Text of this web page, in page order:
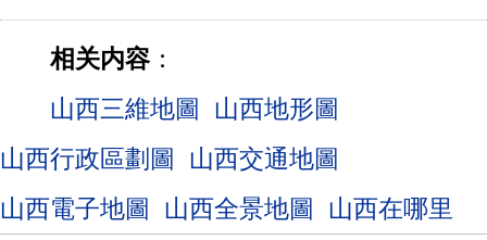
相关内容：
山西三維地圖
山西地形圖
山西行政區劃圖
山西交通地圖
山西電子地圖
山西全景地圖 山西在哪里